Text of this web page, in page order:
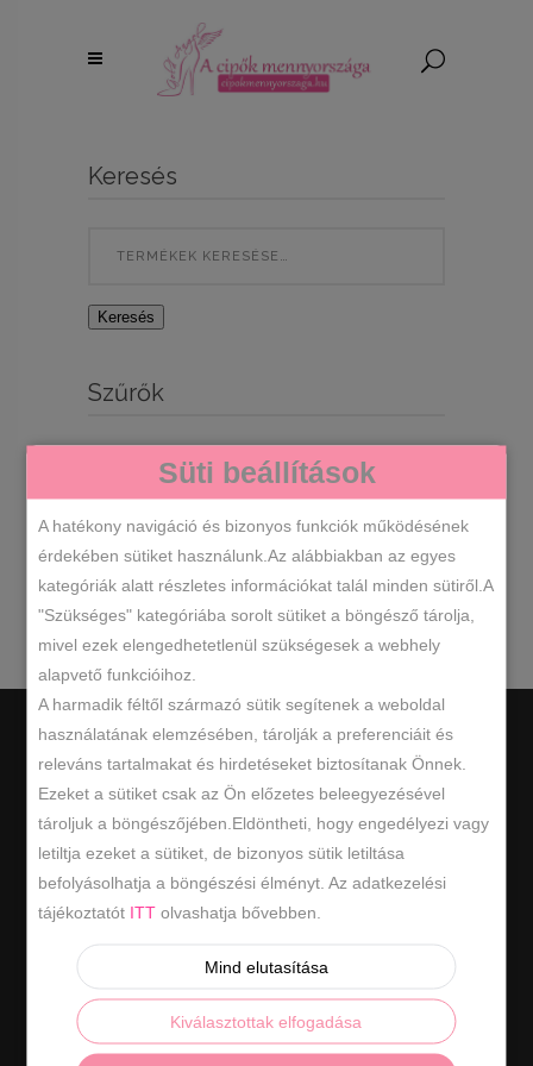
Keresés
Keresés
Szűrők
Egy termék se felelt meg a
keresésnek.
Hasznos információk
ÁSZF
ELÁLLÁS A SZERZŐDÉSTŐL
Süti beállítások
A hatékony navigáció és bizonyos funkciók működésének
érdekében sütiket használunk.Az alábbiakban az egyes
kategóriák alatt részletes információkat talál minden sütiről.A
"Szükséges" kategóriába sorolt sütiket a böngésző tárolja,
mivel ezek elengedhetetlenül szükségesek a webhely
alapvető funkcióihoz.
A harmadik féltől származó sütik segítenek a weboldal
használatának elemzésében, tárolják a preferenciáit és
releváns tartalmakat és hirdetéseket biztosítanak Önnek.
Ezeket a sütiket csak az Ön előzetes beleegyezésével
tároljuk a böngészőjében.Eldöntheti, hogy engedélyezi vagy
letiltja ezeket a sütiket, de bizonyos sütik letiltása
befolyásolhatja a böngészési élményt. Az adatkezelési
tájékoztatót ITT olvashatja bővebben.
Mind elutasítása
Kiválasztottak elfogadása